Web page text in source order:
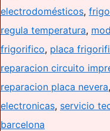
electrodomésticos,
regula temperatura,
frigorifico, placa
reparacion circuito
reparacion placa nevera,
electronicas, servicio
barcelona